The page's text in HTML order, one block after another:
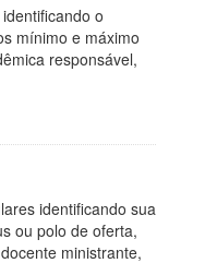
o
mínimo e máximo
responsável,
identificando sua
ou polo de oferta,
ministrante,